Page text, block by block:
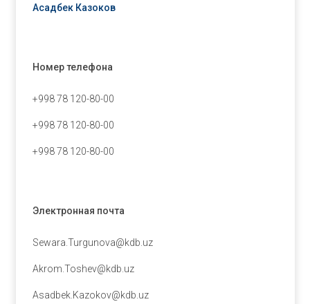
Асадбек Казоков
Номер телефона
+998 78 120-80-00
+998 78 120-80-00
+998 78 120-80-00
Электронная почта
Sewara.Turgunova@kdb.uz
Akrom.Toshev@kdb.uz
Asadbek.Kazokov@kdb.uz